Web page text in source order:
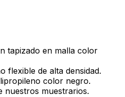
tapizado en malla color
flexible de alta densidad.
color negro.
nuestros muestrarios.